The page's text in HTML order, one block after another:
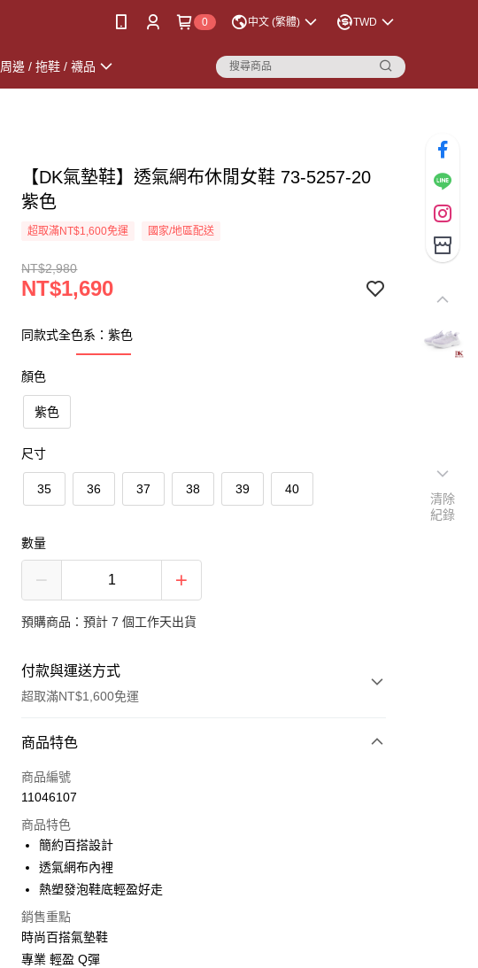
0 中文 (繁體) TWD
周邊 / 拖鞋 / 襪品
【DK氣墊鞋】透氣網布休閒女鞋 73-5257-20
紫色
超取滿NT$1,600免運 國家/地區配送
NT$2,980
NT$1,690
同款式全色系：紫色
顏色
紫色
尺寸
35 36 37 38 39 40
數量
預購商品：預計 7 個工作天出貨
付款與運送方式
超取滿NT$1,600免運
付款方式
信用卡一次付款
Apple Pay
街口支付
Google Pay
商品特色
商品編號
11046107
商品特色
簡約百搭設計
透氣網布內裡
熱塑發泡鞋底輕盈好走
銷售重點
時尚百搭氣墊鞋
專業 輕盈 Q彈
清除
紀錄